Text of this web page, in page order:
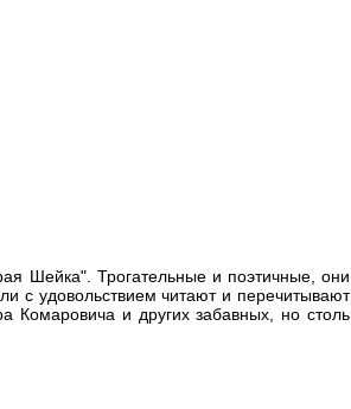
Шейка". Трогательные и поэтичные, они
с удовольствием читают и перечитывают
Комаровича и других забавных, но столь